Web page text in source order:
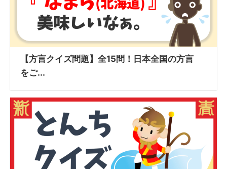
【方言クイズ問題】全15問！日本全国の方言
をご...